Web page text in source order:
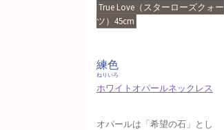
True Love（スターローズクォー
ツ）45cm
練色
ねりいろ
ホワイトオパールネックレス
オパールは「希望の石」とし